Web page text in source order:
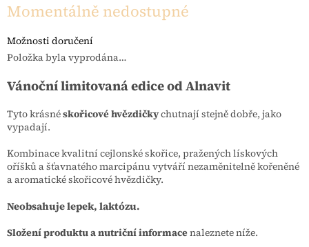
Momentálně nedostupné
Možnosti doručení
Položka byla vyprodána…
Vánoční limitovaná edice od Alnavit
Tyto krásnéskořicové hvězdičkychutnají stejně dobře, jako
vypadají.
Kombinace kvalitní cejlonské skořice, pražených lískových
oříšků a šťavnatého marcipánu vytváří nezaměnitelně kořeněné
a aromatické skořicové hvězdičky.
Neobsahuje lepek, laktózu.
Složení produktu a nutriční informacenaleznete níže.